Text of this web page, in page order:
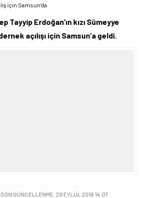
için Samsun’da
Tayyip Erdoğan’ın kızı Sümeyye
açılışı için Samsun’a geldi.
GÜNCELLENME: 29 EYLÜL 2016 14:07